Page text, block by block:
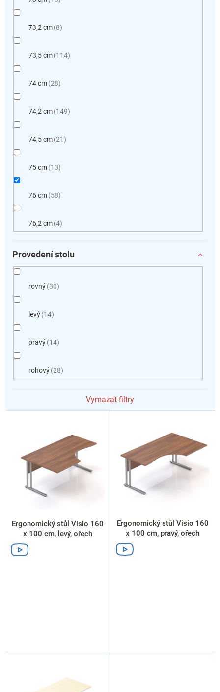
73,2 cm 8
73,5 cm 114
74 cm 28
74,2 cm 149
74,5 cm 21
75 cm 13
76 cm 58
76,2 cm 4
Provedení stolu
rovný 30
levý 14
pravý 14
rohový 28
Vymazat filtry
V
Ergonomický stůl Visio 160
x 100 cm, levý, ořech
Ergonomický stůl Visio 160
x 100 cm, pravý, ořech